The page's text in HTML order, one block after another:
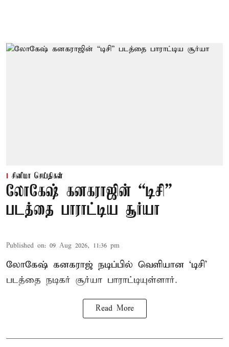
சினிமா செய்திகள்
லோகேஷ் கனகராஜின் “டிசி”
படத்தை பாராட்டிய சூர்யா
Published on: 09 Aug 2026, 11:36 pm
லோகேஷ் கனகராஜ் நடிப்பில் வெளியான ‘டிசி’
படத்தை நடிகர் சூர்யா பாராட்டியுள்ளார்.
Read More